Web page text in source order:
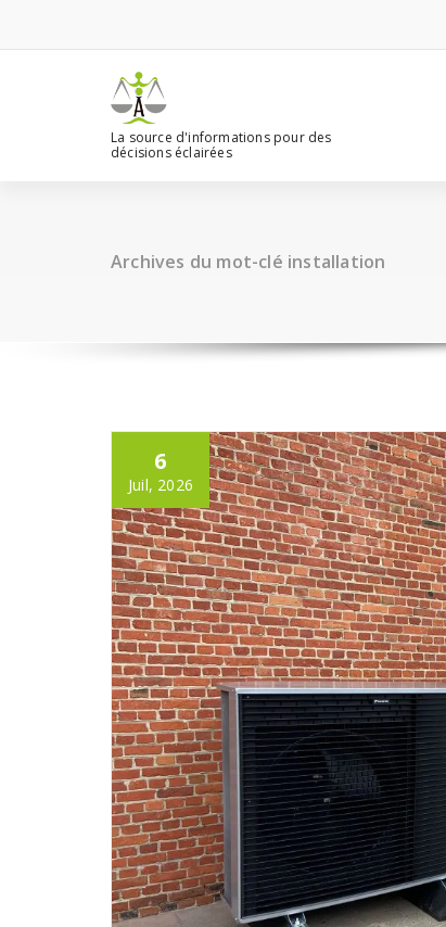
contenu
La source d'informations pour des
décisions éclairées
Archives du mot-clé installation
6
Juil, 2026